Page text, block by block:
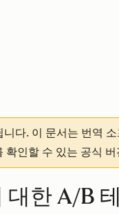
니다. 이 문서는 번역
인할 수 있는 공식
한 A/B